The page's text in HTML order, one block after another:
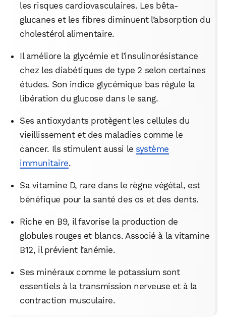
les risques cardiovasculaires. Les bêta-
glucanes et les fibres diminuent l’absorption du
cholestérol alimentaire.
Il améliore la glycémie et l’insulinorésistance
chez les diabétiques de type 2 selon certaines
études. Son indice glycémique bas régule la
libération du glucose dans le sang.
Ses antioxydants protègent les cellules du
vieillissement et des maladies comme le
cancer. Ils stimulent aussi le système
immunitaire.
Sa vitamine D, rare dans le règne végétal, est
bénéfique pour la santé des os et des dents.
Riche en B9, il favorise la production de
globules rouges et blancs. Associé à la vitamine
B12, il prévient l’anémie.
Ses minéraux comme le potassium sont
essentiels à la transmission nerveuse et à la
contraction musculaire.